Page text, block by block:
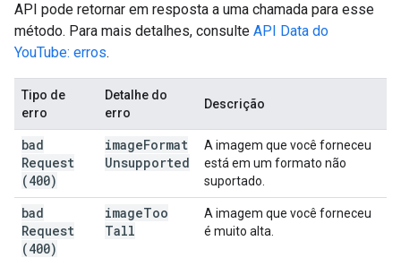
API pode retornar em resposta a uma chamada para esse
método. Para mais detalhes, consulte API Data do
YouTube: erros.
Tipo de
erro
Detalhe do
erro
Descrição
bad
Request
(400)
imageFormat
Unsupported
A imagem que você forneceu
está em um formato não
suportado.
bad
Request
(400)
imageToo
Tall
A imagem que você forneceu
é muito alta.